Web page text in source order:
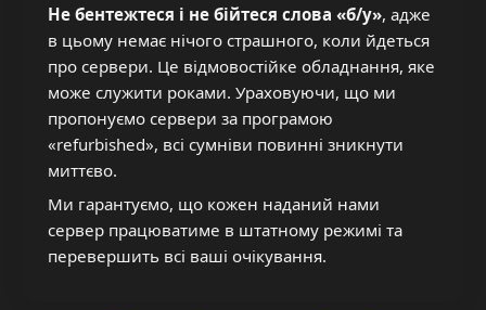
Не бентежтеся і не бійтеся слова «б/у», адже
в цьому немає нічого страшного, коли йдеться
про сервери. Це відмовостійке обладнання, яке
може служити роками. Ураховуючи, що ми
пропонуємо сервери за програмою
«refurbished», всі сумніви повинні зникнути
миттєво.
Ми гарантуємо, що кожен наданий нами
сервер працюватиме в штатному режимі та
перевершить всі ваші очікування.